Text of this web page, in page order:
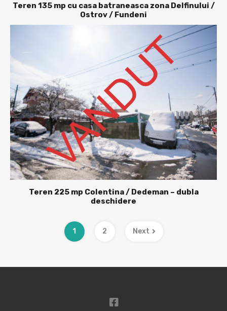
Teren 135 mp cu casa batraneasca zona Delfinului /
Ostrov / Fundeni
Teren 225 mp Colentina / Dedeman – dubla
deschidere
1 2 Next